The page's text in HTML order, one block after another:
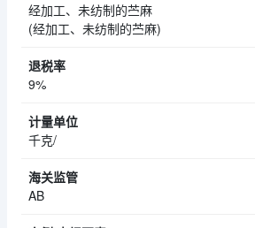
经加工、未纺制的苎麻
(经加工、未纺制的苎麻)
9%
千克/
AB